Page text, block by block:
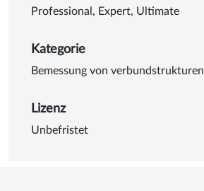
Professional , Expert, Ultimate
Kategorie
Bemessung von verbundstrukturen
Lizenz
Unbefristet